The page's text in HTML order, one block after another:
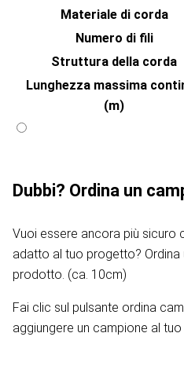
Materiale di corda
Numero di fili
Struttura della corda
Lunghezza massima
(m)
Dubbi? Ordina un
Vuoi essere ancora più
adatto al tuo progetto?
prodotto. (ca. 10cm)
Fai clic sul pulsante ordina
aggiungere un campione al tuo